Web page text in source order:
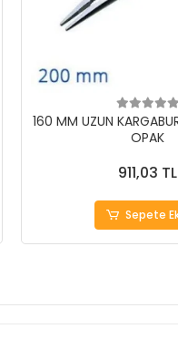
160 MM UZUN
OPAK
911,03 TL
Sepete